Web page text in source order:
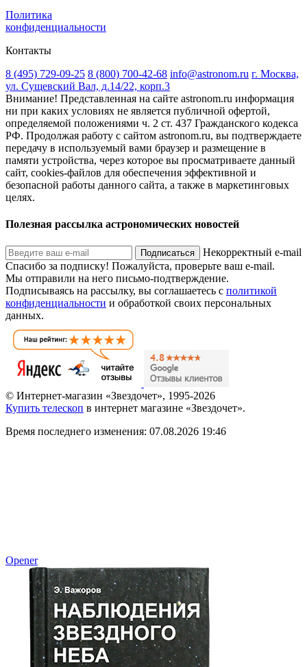
Политика
конфиденциальности
Контакты
8 (495) 729-09-25 8 (800) 700-42-68 info@astronom.ru г. Москва,
ул. Сущевский Вал, д.14/22, корп.3
Внимание! Представленная на сайте astronom.ru информация
ни при каких условиях не является публичной офертой,
определяемой положениями ч. 2 ст. 437 Гражданского кодекса
РФ. Продолжая работу с сайтом astronom.ru, вы подтверждаете
передачу в используемый вами браузер и размещение в
памяти устройства, через которое вы просматриваете данный
сайт, cookies-файлов для обеспечения эффективной и
безопасной работы данного сайта, а также в маркетинговых
целях.
Полезная рассылка астрономических новостей
Подписаться
Некорректный e-mail
Спасибо за подписку! Пожалуйста, проверьте ваш e-mail.
Мы отправили на него письмо-подтверждение.
Подписываясь на рассылку, вы соглашаетесь с политикой
конфиденциальности и обработкой своих персональных
данных.
© Интернет-магазин «Звездочет», 1995-2026
Купить телескоп в интернет магазине «Звездочет».
Время последнего изменения: 07.08.2026 19:46
Opener